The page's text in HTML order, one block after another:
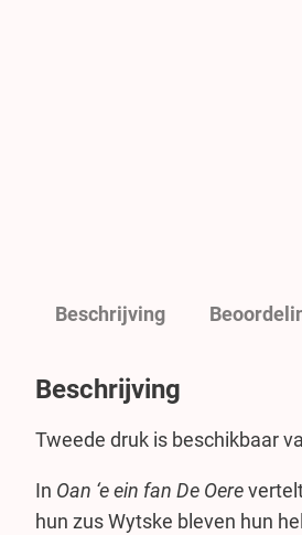
Beschrijving
Beschrijving
Tweede druk is beschikbaar
In Oan ‘e ein fan De Oerevertelt
hun zus Wytske bleven hun